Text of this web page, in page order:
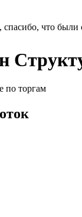
спасибо, что были
по торгам